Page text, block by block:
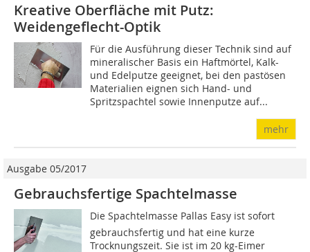
Kreative Oberfläche mit Putz:
Weidengeflecht-Optik
Für die Ausführung dieser Technik sind auf
mineralischer Basis ein Haftmörtel, Kalk-
und Edelputze geeignet, bei den pastösen
Materialien eignen sich Hand- und
Spritzspachtel sowie Innenputze auf...
mehr
Ausgabe 05/2017
Gebrauchsfertige Spachtelmasse
Die Spachtelmasse Pallas Easy ist sofort
gebrauchsfertig und hat eine kurze
Trocknungs­zeit. Sie ist im 20 kg-Eimer